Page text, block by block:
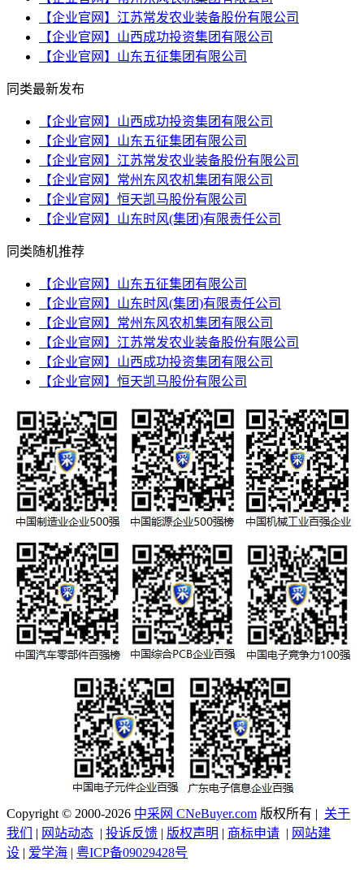
【企业官网】江苏常发农业装备股份有限公司
【企业官网】山西成功投资集团有限公司
【企业官网】山东五征集团有限公司
同类最新发布
【企业官网】山西成功投资集团有限公司
【企业官网】山东五征集团有限公司
【企业官网】江苏常发农业装备股份有限公司
【企业官网】常州东风农机集团有限公司
【企业官网】恒天凯马股份有限公司
【企业官网】山东时风(集团)有限责任公司
同类随机推荐
【企业官网】山东五征集团有限公司
【企业官网】山东时风(集团)有限责任公司
【企业官网】常州东风农机集团有限公司
【企业官网】江苏常发农业装备股份有限公司
【企业官网】山西成功投资集团有限公司
【企业官网】恒天凯马股份有限公司
Copyright © 2000-2026 中采网 CNeBuyer.com 版权所有 | 关于
我们
| 网站动态 | 投诉反馈 | 版权声明 | 商标申请 | 网站建
设 | 爱学海 | 粤ICP备09029428号